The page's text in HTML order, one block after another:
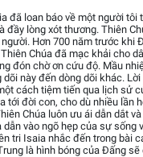
đã loan báo về một người tôi
đầy lòng xót thương. Thiên
người. Hơn 700 năm trước khi
Chúa đã mạc khải cho
đón chờ ơn cứu độ. Mầu
dõi này đến dòng dõi khác.
cách tiệm tiến qua lịch sử
tới đời con, cho dù nhiều lần
Chúa luôn ưu ái dẫn dắt
vào ngõ hẹp của sự sống
tri Isaia nhắc đến trong bài
là hình bóng của Đấng